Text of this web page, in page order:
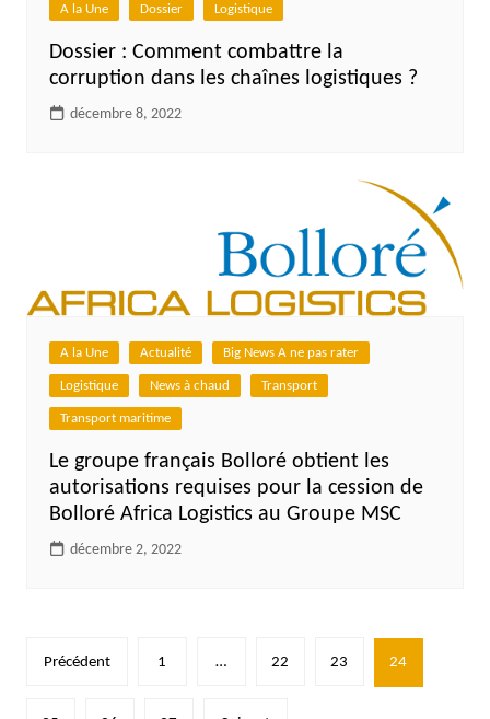
A la Une Dossier Logistique
Dossier : Comment combattre la
corruption dans les chaînes logistiques ?
décembre 8, 2022
A la Une Actualité Big News A ne pas rater
Logistique News à chaud Transport
Transport maritime
Le groupe français Bolloré obtient les
autorisations requises pour la cession de
Bolloré Africa Logistics au Groupe MSC
décembre 2, 2022
Pagination
Précédent 1 … 22 23 24